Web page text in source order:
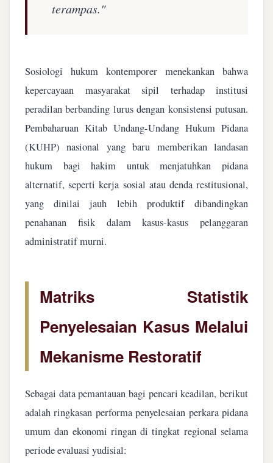
terampas."
Sosiologi hukum kontemporer menekankan bahwa
kepercayaan masyarakat sipil terhadap institusi
peradilan berbanding lurus dengan konsistensi putusan.
Pembaharuan Kitab Undang-Undang Hukum Pidana
(KUHP) nasional yang baru memberikan landasan
hukum bagi hakim untuk menjatuhkan pidana
alternatif, seperti kerja sosial atau denda restitusional,
yang dinilai jauh lebih produktif dibandingkan
penahanan fisik dalam kasus-kasus pelanggaran
administratif murni.
Matriks Statistik
Penyelesaian Kasus Melalui
Mekanisme Restoratif
Sebagai data pemantauan bagi pencari keadilan, berikut
adalah ringkasan performa penyelesaian perkara pidana
umum dan ekonomi ringan di tingkat regional selama
periode evaluasi yudisial: